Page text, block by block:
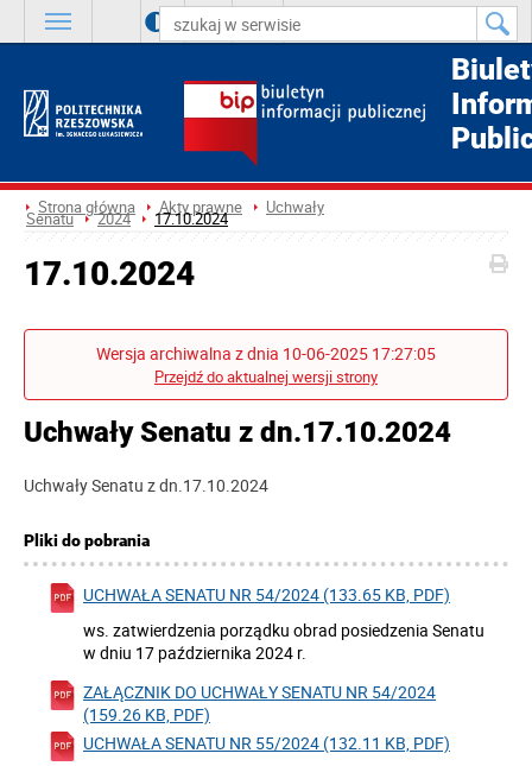
A A A
Strona główna Akty prawne Uchwały
Senatu 2024 17.10.2024
17.10.2024
Wersja archiwalna z dnia 10-06-2025 17:27:05
Przejdź do aktualnej wersji strony
Uchwały Senatu z dn.17.10.2024
Uchwały Senatu z dn.17.10.2024
Pliki do pobrania
UCHWAŁA SENATU NR 54/2024 (133.65 KB, PDF)
ws. zatwierdzenia porządku obrad posiedzenia Senatu
w dniu 17 października 2024 r.
ZAŁĄCZNIK DO UCHWAŁY SENATU NR 54/2024
(159.26 KB, PDF)
UCHWAŁA SENATU NR 55/2024 (132.11 KB, PDF)